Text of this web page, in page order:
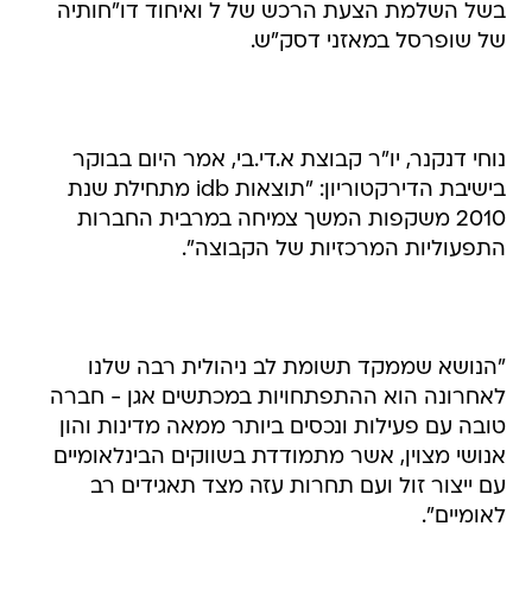
בשל השלמת הצעת הרכש של ל ואיחוד דו"חותיה
של שופרסל במאזני דסק"ש.
נוחי דנקנר, יו"ר קבוצת א.די.בי, אמר היום בבוקר
בישיבת הדירקטוריון: "תוצאות idb מתחילת שנת
2010 משקפות המשך צמיחה במרבית החברות
התפעוליות המרכזיות של הקבוצה".
"הנושא שממקד תשומת לב ניהולית רבה שלנו
לאחרונה הוא ההתפתחויות במכתשים אגן - חברה
טובה עם פעילות ונכסים ביותר ממאה מדינות והון
אנושי מצוין, אשר מתמודדת בשווקים הבינלאומיים
עם ייצור זול ועם תחרות עזה מצד תאגידים רב
לאומיים".